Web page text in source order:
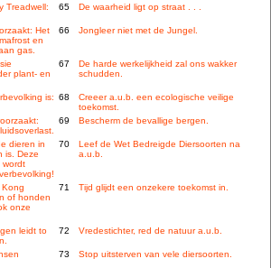
Treadwell:
65 De waarheid ligt op straat . . .
Het
en
gas.
66 Jongleer niet met de Jungel.
plant- en
67
De harde werkelijkheid zal ons wakker
schudden.
is: 68
Creeer a.u.b. een ecologische veilige
toekomst.
69 Bescherm de bevallige bergen.
dieren in
is. Deze
wordt
70
Leef de Wet Bedreigde Diersoorten na
a.u.b.
of honden
onze
71 Tijd glijdt een onzekere toekomst in.
leidt to
72 Vredestichter, red de natuur a.u.b.
73 Stop uitsterven van vele diersoorten.